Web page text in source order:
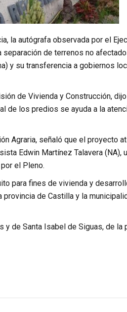
la autógrafa observada por el
de terrenos no
y su transferencia a gobiernos
de Vivienda y Construcción,
de los predios se ayuda a la
Agraria, señaló que el proyecto
Edwin Martínez Talavera (NA),
el Pleno.
para fines de vivienda y
de Castilla y la
de Santa Isabel de Siguas, de la